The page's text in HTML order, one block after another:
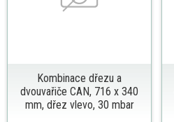
Kombinace dřezu a
dvouvařiče CAN, 716 x 340
mm, dřez vlevo, 30 mbar